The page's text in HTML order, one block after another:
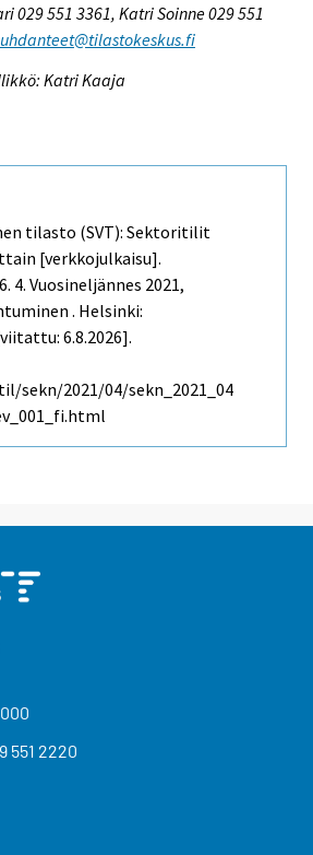
029 551 3361, Katri Soinne 029 551
Katri Kaaja
tilasto (SVT): Sektoritilit
[verkkojulkaisu].
4. Vuosineljännes 2021,
. Helsinki:
6.8.2026].
2021/04/sekn_2021_04
551 2220